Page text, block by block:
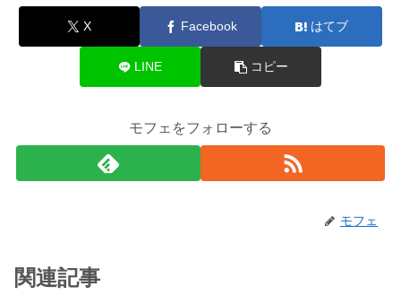
X Facebook はてブ
LINE コピー
モフェをフォローする
モフェ
関連記事